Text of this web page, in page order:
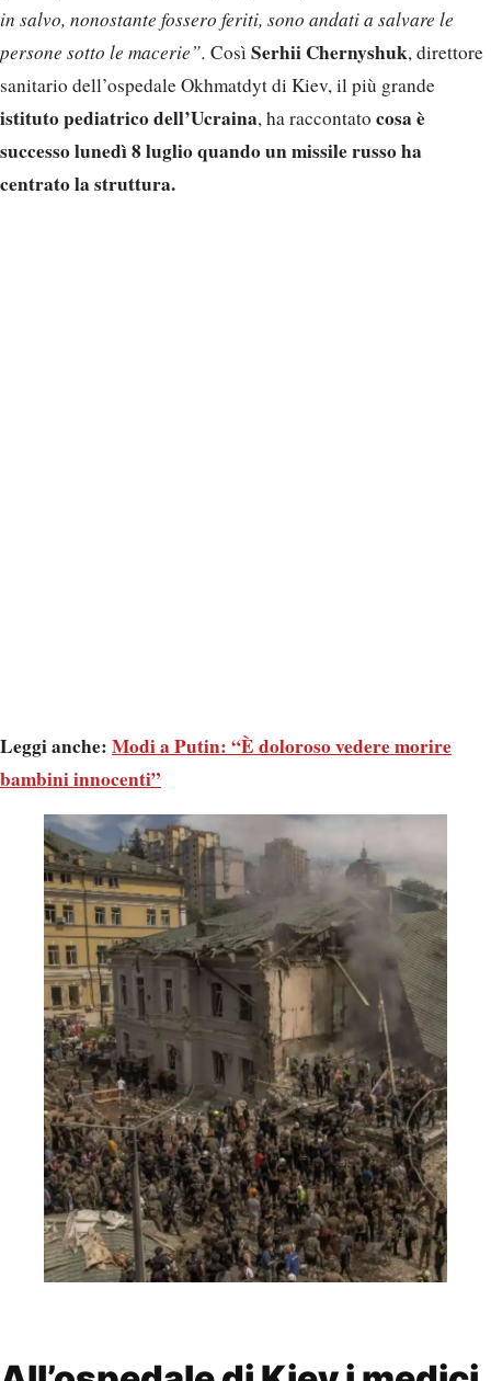
in salvo, nonostante fossero feriti, sono andati a salvare le
persone sotto le macerie”. Così Serhii Chernyshuk, direttore
sanitario dell’ospedale Okhmatdyt di Kiev, il più grande
istituto pediatrico dell’Ucraina, ha raccontato cosa è
successo lunedì 8 luglio quando un missile russo ha
centrato la struttura.
Leggi anche: Modi a Putin: “È doloroso vedere morire
bambini innocenti”